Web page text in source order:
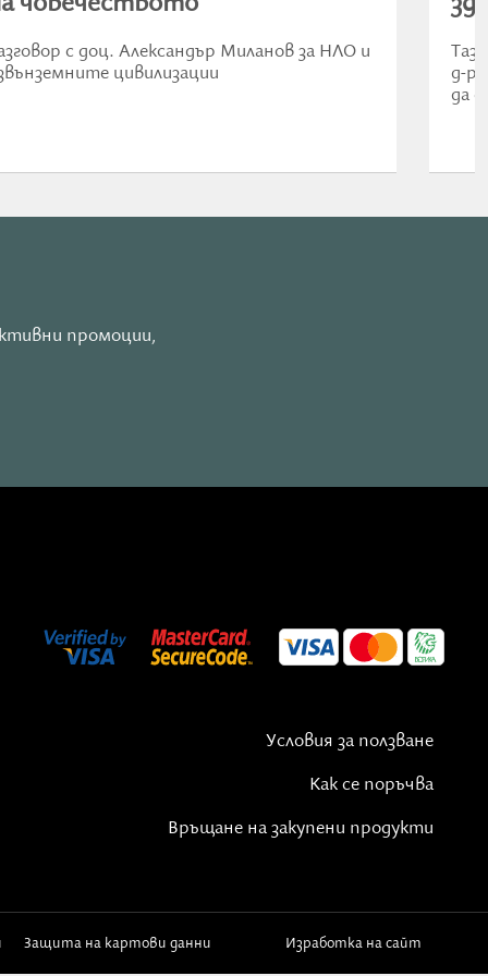
с доц. Александър Миланов за НЛО и
цивилизации
д-р
да
промоции,
Условия за ползване
Как се поръчва
Връщане на закупени продукти
Защита на картови данни Изработка на сайт